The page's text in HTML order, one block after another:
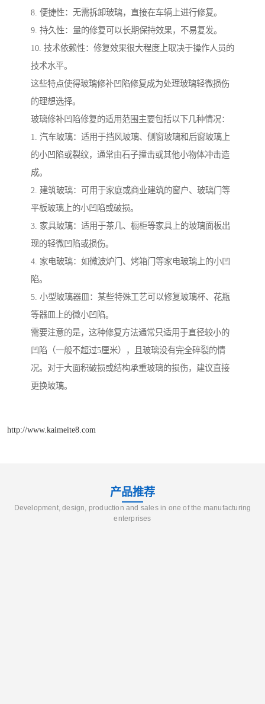
8. 便捷性：无需拆卸玻璃，直接在车辆上进行修复。
9. 持久性：量的修复可以长期保持效果，不易复发。
10. 技术依赖性：修复效果很大程度上取决于操作人员的
技术水平。
这些特点使得玻璃修补凹陷修复成为处理玻璃轻微损伤
的理想选择。
玻璃修补凹陷修复的适用范围主要包括以下几种情况：
1. 汽车玻璃：适用于挡风玻璃、侧窗玻璃和后窗玻璃上
的小凹陷或裂纹，通常由石子撞击或其他小物体冲击造
成。
2. 建筑玻璃：可用于家庭或商业建筑的窗户、玻璃门等
平板玻璃上的小凹陷或破损。
3. 家具玻璃：适用于茶几、橱柜等家具上的玻璃面板出
现的轻微凹陷或损伤。
4. 家电玻璃：如微波炉门、烤箱门等家电玻璃上的小凹
陷。
5. 小型玻璃器皿：某些特殊工艺可以修复玻璃杯、花瓶
等器皿上的微小凹陷。
需要注意的是，这种修复方法通常只适用于直径较小的
凹陷（一般不超过5厘米），且玻璃没有完全碎裂的情
况。对于大面积破损或结构承重玻璃的损伤，建议直接
更换玻璃。
http://www.kaimeite8.com
产品推荐
Development, design, production and sales in one of the manufacturing
enterprises